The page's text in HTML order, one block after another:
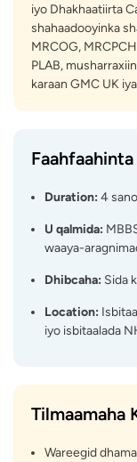
iyo Dhakhaatiirta
shahaadooyinka
MRCOG,
PLAB,
karaan GMC UK
Duration: 4
U qalmida:
waaya-
Dhibcaha: Sida
Location:
iyo isbitaalada
Tilmaamaha
Wareegid